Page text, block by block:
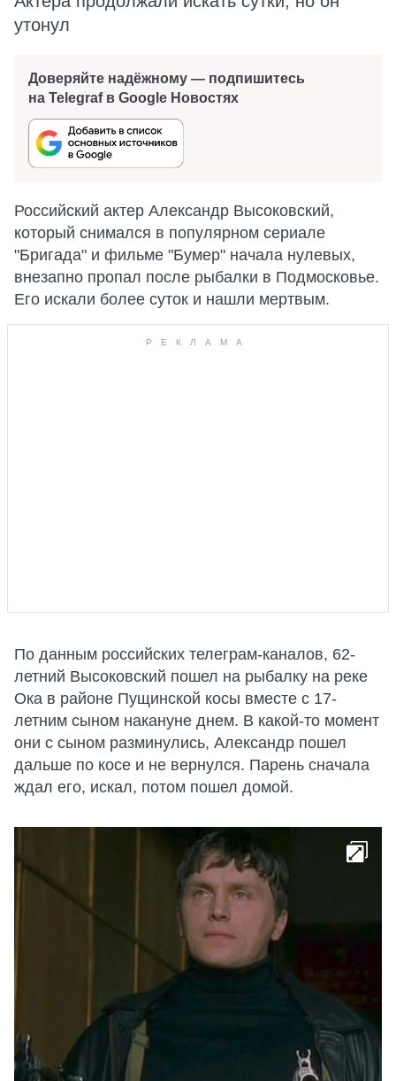
утонул
Доверяйте надёжному — подпишитесь
на Telegraf в Google Новостях
Российский актер Александр Высоковский,
который снимался в популярном сериале
"Бригада" и фильме "Бумер" начала нулевых,
внезапно пропал после рыбалки в Подмосковье.
Его искали более суток и нашли мертвым.
По данным российских телеграм-каналов, 62-
летний Высоковский пошел на рыбалку на реке
Ока в районе Пущинской косы вместе с 17-
летним сыном накануне днем. В какой-то момент
они с сыном разминулись, Александр пошел
дальше по косе и не вернулся. Парень сначала
ждал его, искал, потом пошел домой.